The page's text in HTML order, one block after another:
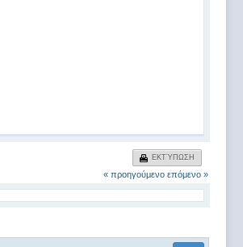
ΕΚΤΎΠΩΣΗ
« προηγούμενο επόμενο »